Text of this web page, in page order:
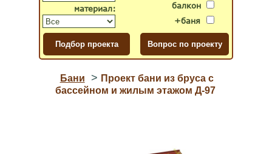
балкон
+баня
материал:
Бани > Проект бани из бруса с
бассейном и жилым этажом Д-97